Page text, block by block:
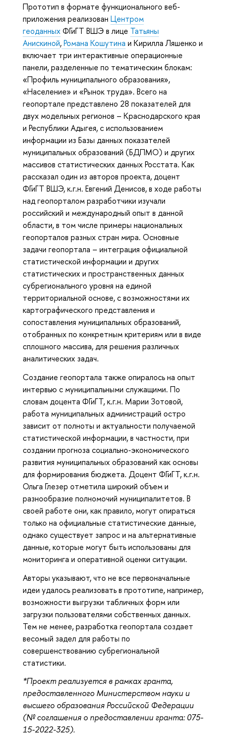
Прототип в формате функционального веб-
приложения реализован Центром
геоданныхФГиГТ ВШЭ в лице Татьяны
Анискиной,Романа Кошутина и Кирилла Ляшенко и
включает три интерактивные операционные
панели, разделенные по тематическим блокам:
«Профиль муниципального образования»,
«Население» и «Рынок труда». Всего на
геопортале представлено 28 показателей для
двух модельных регионов – Краснодарского края
и Республики Адыгея, с использованием
информации из Базы данных показателей
муниципальных образований (БДПМО) и других
массивов статистических данных Росстата. Как
рассказал один из авторов проекта, доцент
ФГиГТ ВШЭ, к.г.н. Евгений Денисов, в ходе работы
над геопорталом разработчики изучали
российский и международный опыт в данной
области, в том числе примеры национальных
геопорталов разных стран мира. Основные
задачи геопортала – интеграция официальной
статистической информации и других
статистических и пространственных данных
субрегионального уровня на единой
территориальной основе, с возможностями их
картографического представления и
сопоставления муниципальных образований,
отобранных по конкретным критериям или в виде
сплошного массива, для решения различных
аналитических задач.
Создание геопортала также опиралось на опыт
интервью с муниципальными служащими. По
словам доцента ФГиГТ, к.г.н. Марии Зотовой,
работа муниципальных администраций остро
зависит от полноты и актуальности получаемой
статистической информации, в частности, при
создании прогноза социально-экономического
развития муниципальных образований как основы
для формирования бюджета. Доцент ФГиГТ, к.г.н.
Ольга Глезер отметила широкий объем и
разнообразие полномочий муниципалитетов. В
своей работе они, как правило, могут опираться
только на официальные статистические данные,
однако существует запрос и на альтернативные
данные, которые могут быть использованы для
мониторинга и оперативной оценки ситуации.
Авторы указывают, что не все первоначальные
идеи удалось реализовать в прототипе, например,
возможности выгрузки табличных форм или
загрузки пользователями собственных данных.
Тем не менее, разработка геопортала создает
весомый задел для работы по
совершенствованию субрегиональной
статистики.
*Проект реализуется в рамках гранта,
предоставленного Министерством науки и
высшего образования Российской Федерации
(№ соглашения о предоставлении гранта: 075-
15-2022-325).